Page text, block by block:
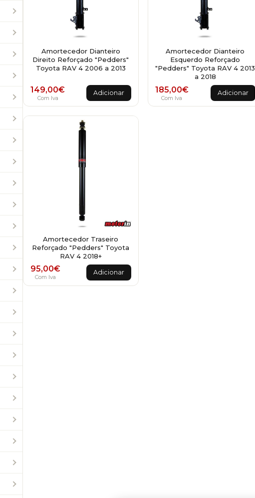
Amortecedor Dianteiro
Direito Reforçado "Pedders"
Toyota RAV 4 2006 a 2013
149,00€
Com Iva
Adicionar
Amortecedor Dianteiro
Esquerdo Reforçado
"Pedders" Toyota RAV 4 2013
a 2018
185,00€
Com Iva
Adicionar
Amortecedor Traseiro
Reforçado "Pedders" Toyota
RAV 4 2018+
95,00€
Com Iva
Adicionar